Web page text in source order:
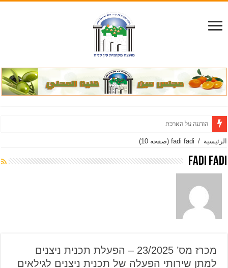
הודעה על הארכת מועד להגשת הצעות והוספת דרישות
الرئيسية /
fadi fadi (صفحه 10)
fadi fadi
מכרז מס’ 23/2025 – הפעלת תכנית ניצנים
למתן שירותי הפעלה של תכנית ניצנים לגילאים